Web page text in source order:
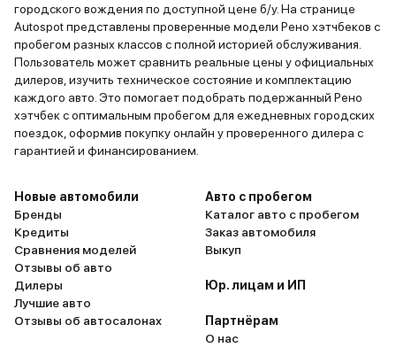
городского вождения по доступной цене б/у. На странице
Autospot представлены проверенные модели Рено хэтчбеков с
пробегом разных классов с полной историей обслуживания.
Пользователь может сравнить реальные цены у официальных
дилеров, изучить техническое состояние и комплектацию
каждого авто. Это помогает подобрать подержанный Рено
хэтчбек с оптимальным пробегом для ежедневных городских
поездок, оформив покупку онлайн у проверенного дилера с
гарантией и финансированием.
Новые автомобили
Бренды
Кредиты
Сравнения моделей
Отзывы об авто
Дилеры
Лучшие авто
Отзывы об автосалонах
Авто с пробегом
Каталог авто с пробегом
Заказ автомобиля
Выкуп
Юр. лицам и ИП
Партнёрам
О нас